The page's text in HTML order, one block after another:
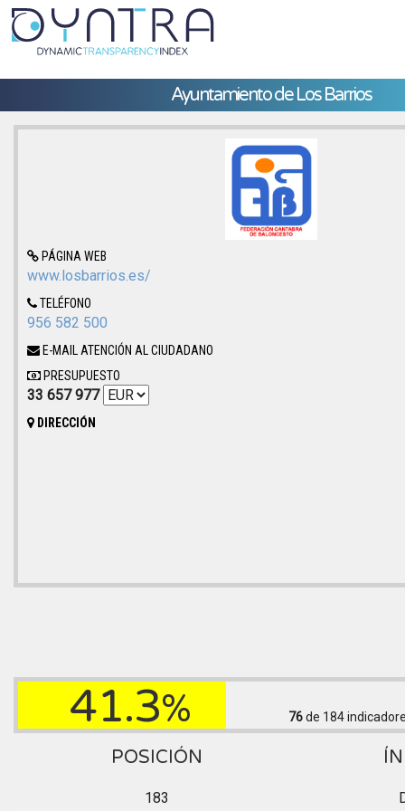
Ayuntamiento de Los Barrios
PÁGINA WEB
www.losbarrios.es/
TELÉFONO
956 582 500
E-MAIL ATENCIÓN AL CIUDADANO
PRESUPUESTO
33 657 977
DIRECCIÓN
41.3% 76de 184
POSICIÓN
183